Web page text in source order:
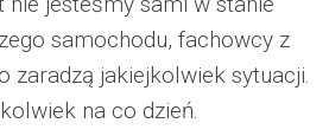
samochodu, fachowcy z
zaradzą jakiejkolwiek sytuacji.
na co dzień.